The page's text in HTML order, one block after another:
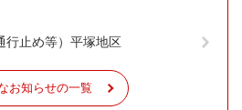
行止め等）平塚地区
お知らせの一覧